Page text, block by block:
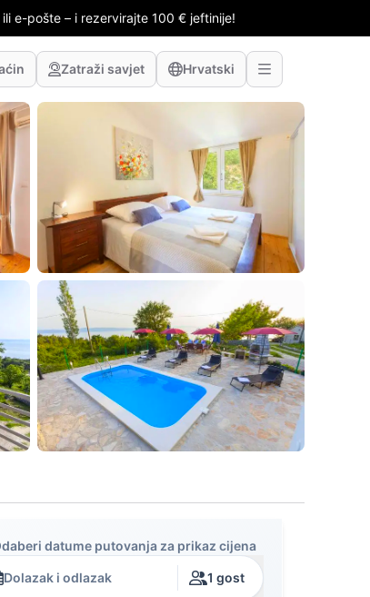
e-pošte – i rezervirajte 100 € jeftinije!
Zatraži savjet Hrvatski
datume putovanja za prikaz cijena
Dolazak i odlazak 1 gost